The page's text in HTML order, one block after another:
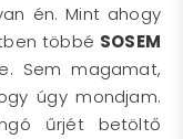
én. Mint ahogy
többé SOSEM
Sem magamat,
úgy mondjam.
űrjét betöltő